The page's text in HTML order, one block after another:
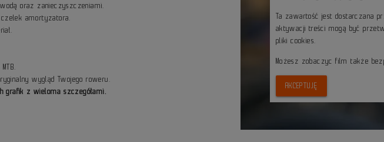
oraz zanieczyszczeniami.
amortyzatora.
wygląd Twojego roweru.
grafik z wieloma szczegółami.
Ta zawartość jest dostarczana
aktywacji treści mogą być
pliki cookies.
Możesz zobaczyc film także
AKCEPTUJĘ